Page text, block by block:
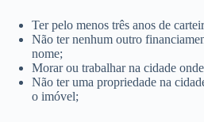
Ter pelo menos três anos de
Não ter nenhum outro
nome;
Morar ou trabalhar na cidade
Não ter uma propriedade na
o imóvel;